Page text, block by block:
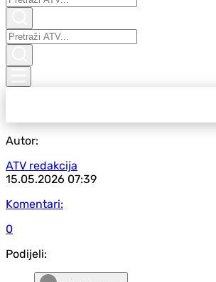
Autor:
ATV redakcija
15.05.2026 07:39
Komentari:
0
Podijeli: